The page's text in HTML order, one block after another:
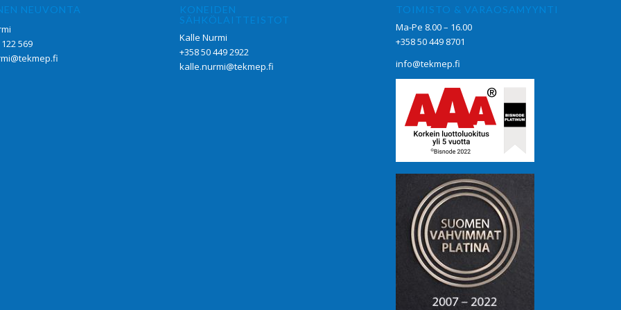
NEUVONTA
569
KONEIDEN
SÄHKÖLAITTEISTOT
Kalle Nurmi
+358 50 449 2922
kalle.nurmi@tekmep.fi
TOIMISTO & VARAOSAMYYNTI
Ma-Pe 8.00 – 16.00
+358 50 449 8701
info@tekmep.fi